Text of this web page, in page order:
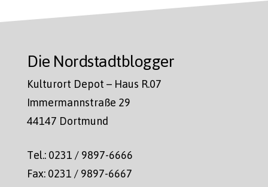
Die Nordstadtblogger
Kulturort Depot – Haus R.07
Immermannstraße 29
44147 Dortmund
Tel.: 0231 / 9897-6666
Fax: 0231 / 9897-6667